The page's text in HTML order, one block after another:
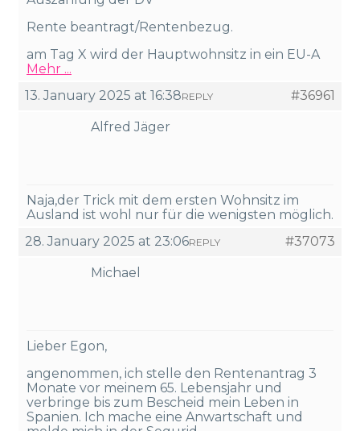
Rente beantragt/Rentenbezug.
am Tag X wird der Hauptwohnsitz in ein EU-A
Mehr ...
13. January 2025 at 16:38
#36961
REPLY
Alfred Jäger
Naja,der Trick mit dem ersten Wohnsitz im
Ausland ist wohl nur für die wenigsten möglich.
28. January 2025 at 23:06
#37073
REPLY
Michael
Lieber Egon,
angenommen, ich stelle den Rentenantrag 3
Monate vor meinem 65. Lebensjahr und
verbringe bis zum Bescheid mein Leben in
Spanien. Ich mache eine Anwartschaft und